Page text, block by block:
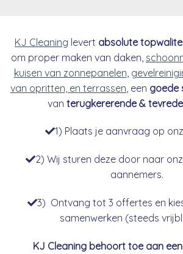
KJ Cleaning levert absolute
om proper maken van daken,
kuisen van zonnepanelen
van opritten, en terrassen , een goede
van terugkererende &
1) Plaats je aanvraag op
2) Wij sturen deze door naar
aannemers.
3) Ontvang tot 3 offertes en
samenwerken (steeds
KJ Cleaning behoort toe aan